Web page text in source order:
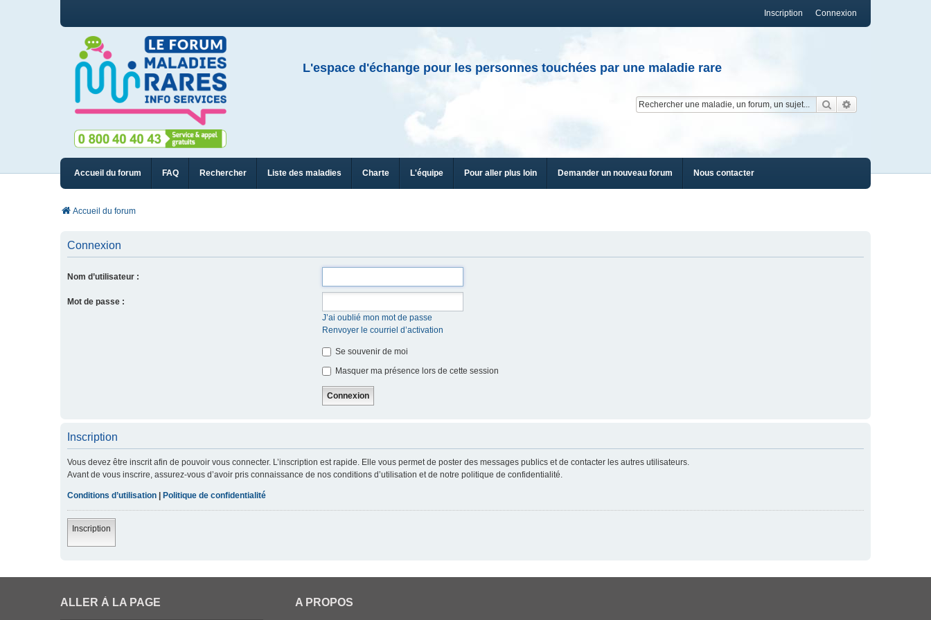
Connexion
Inscription
L'espace d'échange pour les personnes touchées par une maladie rare
Rechercher
Accueil du forum FAQ Rechercher Liste des maladies Charte L'équipe Pour aller plus loin Demander un nouveau forum Nous contacter
Accueil du forum
Connexion
Nom d’utilisateur :
Mot de passe :
J’ai oublié mon mot de passe
Renvoyer le courriel d’activation
Se souvenir de moi
Masquer ma présence lors de cette session
Inscription
Vous devez être inscrit afin de pouvoir vous connecter. L’inscription est rapide. Elle vous permet de poster des messages publics et de contacter les autres utilisateurs.
Avant de vous inscrire, assurez-vous d’avoir pris connaissance de nos conditions d’utilisation et de notre politique de confidentialité.
Conditions d’utilisation Politique de confidentialité
Inscription
ALLER À LA PAGE A PROPOS